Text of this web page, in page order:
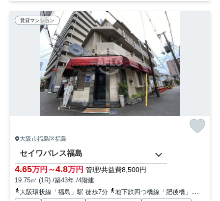
賃貸マンション
大阪市福島区福島
セイワパレス福島
4.65万円～4.8万円 管理/共益費8,500円
19.75㎡ (1R) /築43年 /4階建
大阪環状線「福島」駅 徒歩7分
地下鉄四つ橋線「肥後橋」駅 徒歩15分